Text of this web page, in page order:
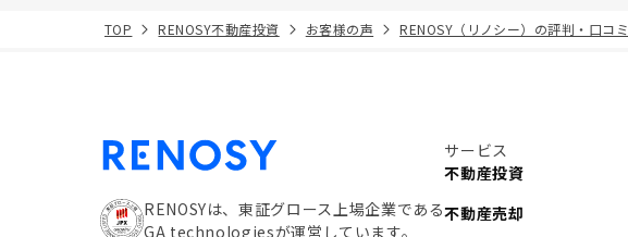
TOP RENOSY不動産投資 お客様の声 RENOSY（リノシー）の評判・口コミ
RENOSYは、東証グロース上場企業である
GA technologiesが運営しています。
サービス
不動産投資
不動産売却